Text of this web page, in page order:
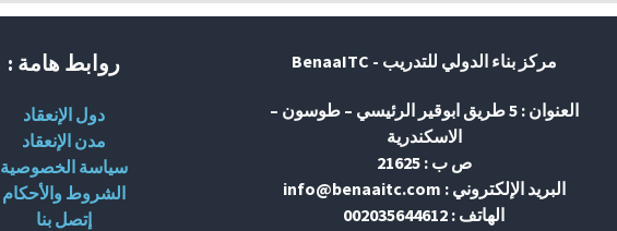
مركز بناء الدولي للتدريب - BenaaITC
العنوان : 5 طريق ابوقير الرئيسي – طوسون –
الاسكندرية
ص ب : 21625
البريد الإلكتروني : info@benaaitc.com
الهاتف : 002035644612
روابط هامة :
دول الإنعقاد
مدن الإنعقاد
سياسة الخصوصية
الشروط والأحكام
إتصل بنا